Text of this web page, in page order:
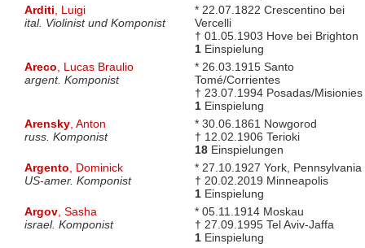
Arditi, Luigi
ital. Violinist und Komponist
* 22.07.1822 Crescentino bei
Vercelli
† 01.05.1903 Hove bei Brighton
1Einspielung
Areco, Lucas Braulio
argent. Komponist
* 26.03.1915 Santo
Tomé/Corrientes
† 23.07.1994 Posadas/Misionies
1Einspielung
Arensky, Anton
russ. Komponist
* 30.06.1861 Nowgorod
† 12.02.1906 Terioki
18Einspielungen
Argento, Dominick
US-amer. Komponist
* 27.10.1927 York, Pennsylvania
† 20.02.2019 Minneapolis
1Einspielung
Argov, Sasha
israel. Komponist
* 05.11.1914 Moskau
† 27.09.1995 Tel Aviv-Jaffa
1Einspielung